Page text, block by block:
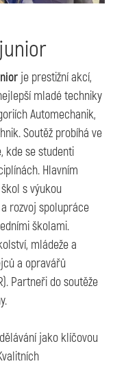
je prestižní akcí,
mladé techniky
Automechanik,
Soutěž probíhá ve
kde se studenti
Hlavním
s výukou
rozvoj spolupráce
školami.
mládeže a
a opravářů
Partneři do soutěže
jako klíčovou